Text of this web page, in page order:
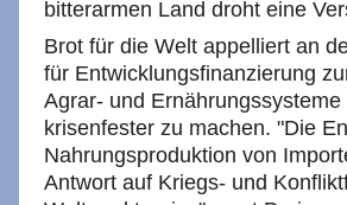
bitterarmen Land droht eine
Brot für die Welt appelliert an
für Entwicklungsfinanzierung
Agrar- und
krisenfester zu machen. "Die
Nahrungsproduktion von
Antwort auf Kriegs- und